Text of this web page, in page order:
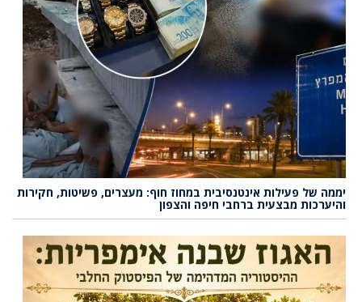
יממה של פעילות אינטנסיבית במחוז חוף: מעצרים, פשיטות, חקירות
והיערכות מבצעית ברחבי חיפה והצפון